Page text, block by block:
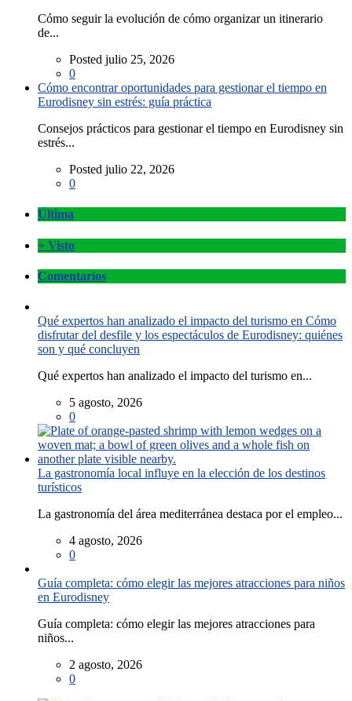
Cómo seguir la evolución de cómo organizar un itinerario
de...
Posted julio 25, 2026
0
Cómo encontrar oportunidades para gestionar el tiempo en
Eurodisney sin estrés: guía práctica
Consejos prácticos para gestionar el tiempo en Eurodisney sin
estrés...
Posted julio 22, 2026
0
Última
+ Visto
Comentarios
Qué expertos han analizado el impacto del turismo en Cómo
disfrutar del desfile y los espectáculos de Eurodisney: quiénes
son y qué concluyen
Qué expertos han analizado el impacto del turismo en...
5 agosto, 2026
0
La gastronomía local influye en la elección de los destinos
turísticos
La gastronomía del área mediterránea destaca por el empleo...
4 agosto, 2026
0
Guía completa: cómo elegir las mejores atracciones para niños
en Eurodisney
Guía completa: cómo elegir las mejores atracciones para
niños...
2 agosto, 2026
0